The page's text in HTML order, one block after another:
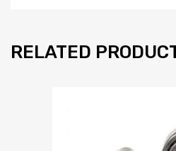
RELATED